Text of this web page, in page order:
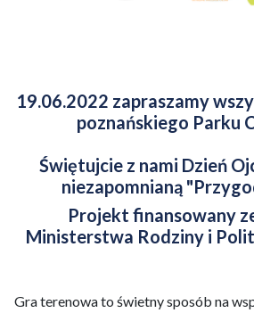
19.06.2022 zapraszamy
poznańskiego Parku
Świętujcie z nami Dzień
niezapomnianą
Projekt finansowany
Ministerstwa Rodziny i
Gra terenowa to świetny sposób na